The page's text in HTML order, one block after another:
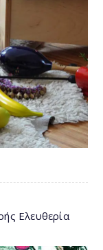
Ελευθερία